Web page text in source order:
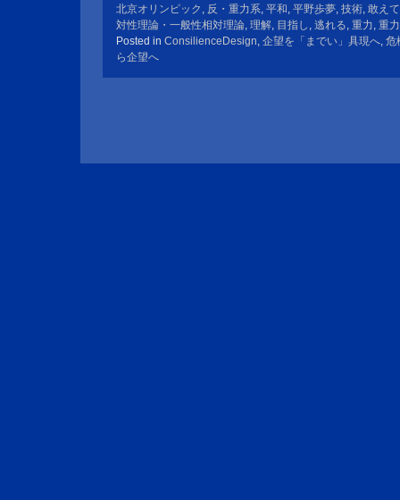
北京オリンピック , 反・重力系, 平和, 平野歩夢, 技術, 敢えて
対性理論・一般性相対理論, 理解, 目指し , 逃れる, 重力, 重
Posted in ConsilienceDesign, 企望を「までい」具現へ, 危
ら企望へ